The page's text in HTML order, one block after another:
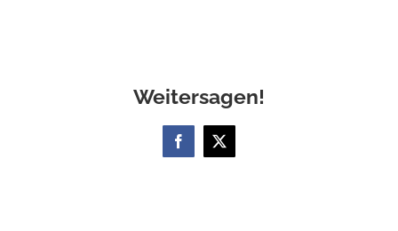
Weitersagen!
Facebook
X